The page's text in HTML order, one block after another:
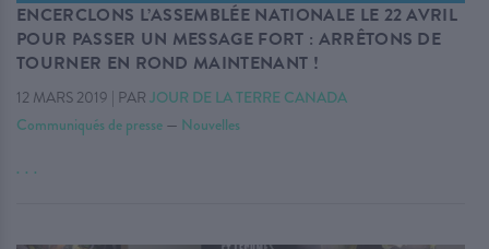
ENCERCLONS L’ASSEMBLÉE NATIONALE LE 22 AVRIL
POUR PASSER UN MESSAGE FORT : ARRÊTONS DE
TOURNER EN ROND MAINTENANT !
12 MARS 2019 | PAR JOUR DE LA TERRE CANADA
Communiqués de presse — Nouvelles
. . .